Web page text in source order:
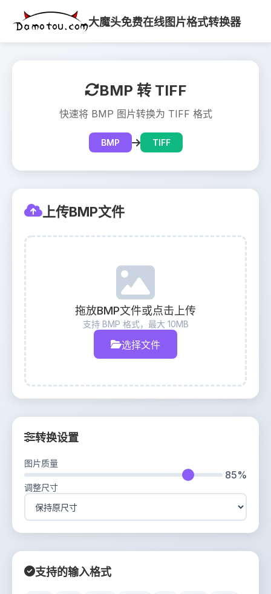
大魔头免费在线图片格式转换器
BMP 转 TIFF
快速将 BMP 图片转换为 TIFF 格式
BMP TIFF
上传BMP文件
拖放BMP文件或点击上传
支持 BMP 格式，最大 10MB
选择文件
转换设置
图片质量
85%
调整尺寸
支持的输入格式